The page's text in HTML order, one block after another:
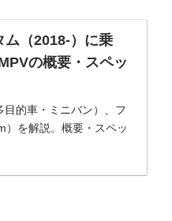
ム（2018-）に乗
の概要・スペッ
的車・ミニバン）、フ
）を解説。概要・スペッ